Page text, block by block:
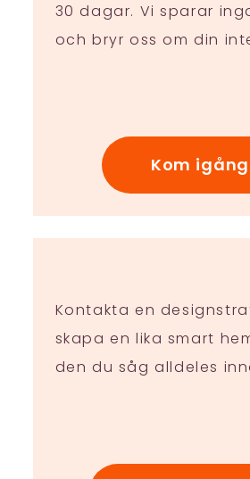
30 dagar. Vi sparar
och bryr oss om din
Kom igång
Kontakta en
skapa en lika smart
den du såg alldeles